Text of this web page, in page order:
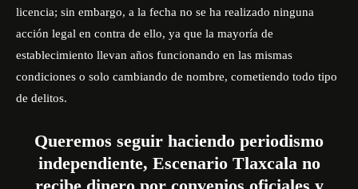
licencia; sin embargo, a la fecha no se ha realizado ninguna
acción legal en contra de ello, ya que la mayoría de
establecimiento llevan años funcionando en las mismas
condiciones o solo cambiando de nombre, cometiendo todo tipo
de delitos.
Queremos seguir haciendo periodismo
independiente, Escenario Tlaxcala no